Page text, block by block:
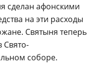
сделан афонскими
на эти расходы
Святыня теперь
Свято-
соборе.